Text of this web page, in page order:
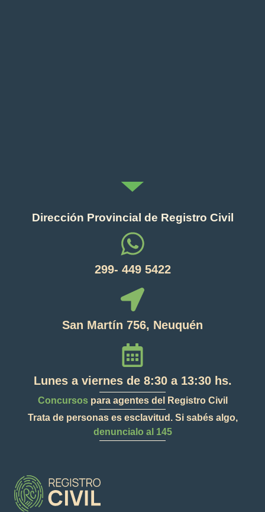
Dirección Provincial de Registro Civil
299- 449 5422
San Martín 756, Neuquén
Lunes a viernes de 8:30 a 13:30 hs.
Concursos para agentes del Registro Civil
Trata de personas es esclavitud. Si sabés algo,
denuncialo al 145